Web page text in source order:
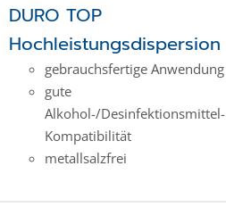
DURO TOP
Hochleistungsdispersion
gebrauchsfertige Anwendung
gute
Alkohol-/Desinfektionsmittel-
Kompatibilität
metallsalzfrei